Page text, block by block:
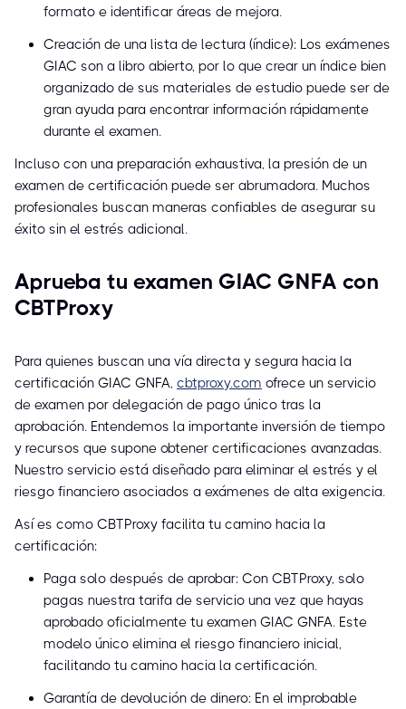
formato e identificar áreas de mejora.
Creación de una lista de lectura (índice): Los exámenes
GIAC son a libro abierto, por lo que crear un índice bien
organizado de sus materiales de estudio puede ser de
gran ayuda para encontrar información rápidamente
durante el examen.
Incluso con una preparación exhaustiva, la presión de un
examen de certificación puede ser abrumadora. Muchos
profesionales buscan maneras confiables de asegurar su
éxito sin el estrés adicional.
Aprueba tu examen GIAC GNFA con
CBTProxy
Para quienes buscan una vía directa y segura hacia la
certificación GIAC GNFA, cbtproxy.com ofrece un servicio
de examen por delegación de pago único tras la
aprobación. Entendemos la importante inversión de tiempo
y recursos que supone obtener certificaciones avanzadas.
Nuestro servicio está diseñado para eliminar el estrés y el
riesgo financiero asociados a exámenes de alta exigencia.
Así es como CBTProxy facilita tu camino hacia la
certificación:
Paga solo después de aprobar: Con CBTProxy, solo
pagas nuestra tarifa de servicio una vez que hayas
aprobado oficialmente tu examen GIAC GNFA. Este
modelo único elimina el riesgo financiero inicial,
facilitando tu camino hacia la certificación.
Garantía de devolución de dinero: En el improbable